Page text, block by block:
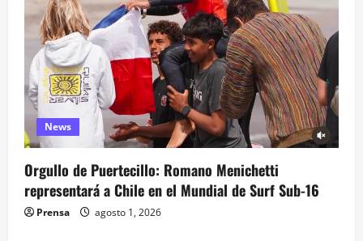
News
Orgullo de Puertecillo: Romano Menichetti
representará a Chile en el Mundial de Surf Sub-16
Prensa agosto 1, 2026